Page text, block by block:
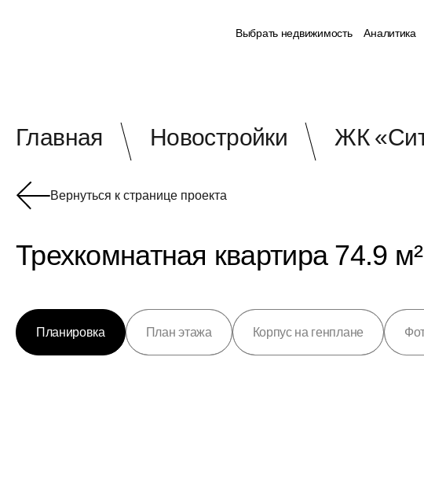
Выбрать недвижимость Аналитика
Главная Новостройки ЖК
Вернуться к странице проекта
Трехкомнатная квартира 74.9
Планировка План этажа Корпус на генплане